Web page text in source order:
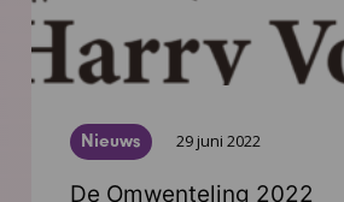
Nieuws 29 juni 2022
De Omwenteling 2022